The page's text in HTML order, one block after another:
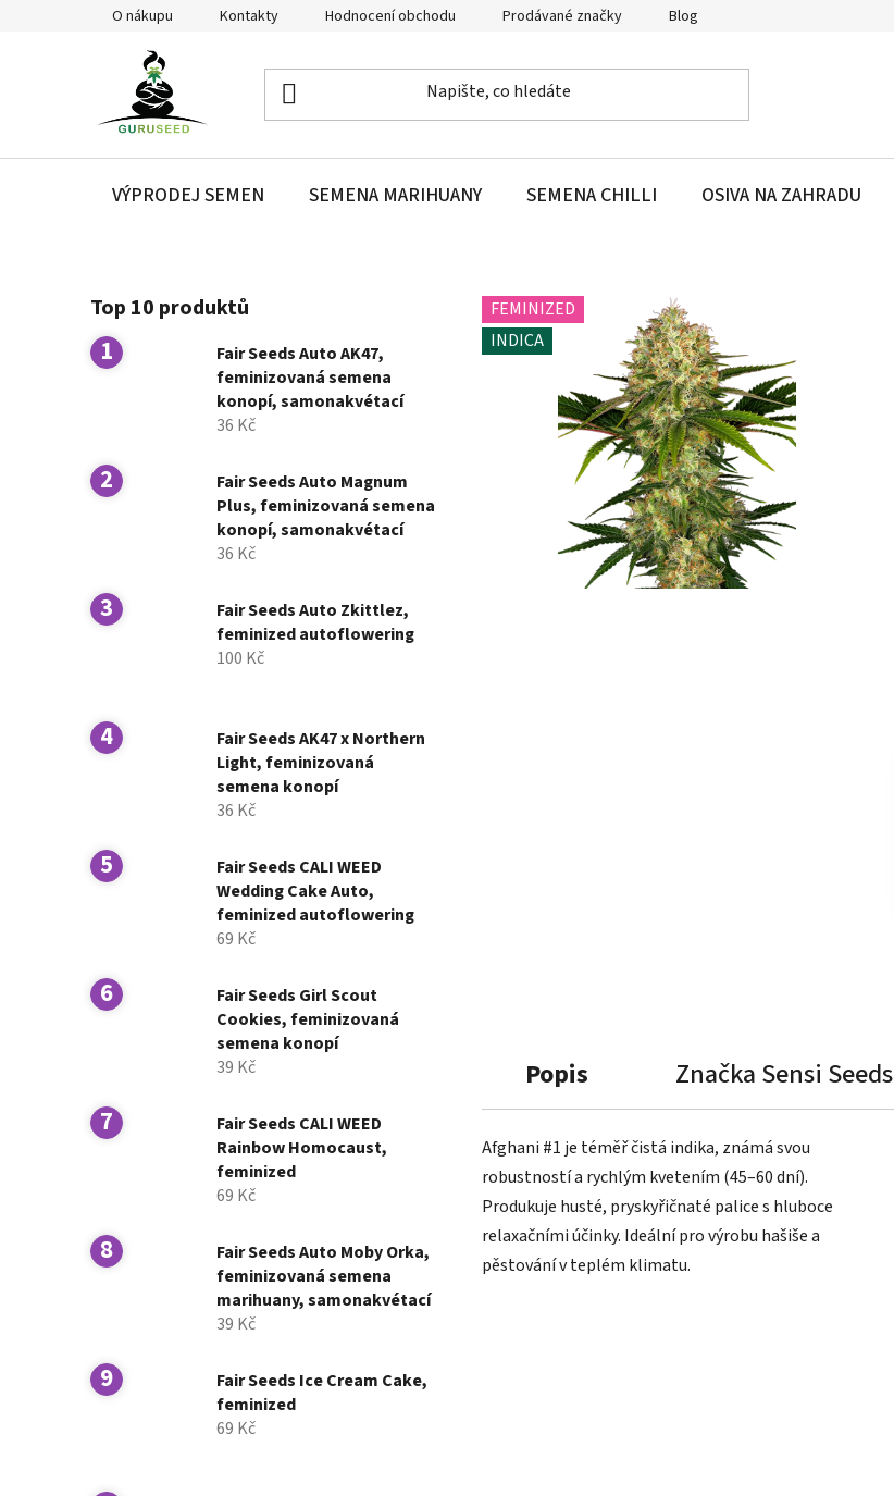
O nákupu Kontakty Hodnocení obchodu Prodávané značky Blog
VÝPRODEJ SEMEN SEMENA MARIHUANY SEMENA CHILLI OSIVA NA ZAHRADU
o
s
t
n
n
n
e
Top 10 produktů
Fair Seeds Auto AK47,
feminizovaná semena
konopí, samonakvétací
36 Kč
Fair Seeds Auto Magnum
Plus, feminizovaná semena
konopí, samonakvétací
36 Kč
Fair Seeds Auto Zkittlez,
feminized autoflowering
100 Kč
Fair Seeds AK47 x Northern
Light, feminizovaná
semena konopí
36 Kč
Fair Seeds CALI WEED
Wedding Cake Auto,
feminized autoflowering
69 Kč
Fair Seeds Girl Scout
Cookies, feminizovaná
semena konopí
39 Kč
Fair Seeds CALI WEED
Rainbow Homocaust,
feminized
69 Kč
Fair Seeds Auto Moby Orka,
feminizovaná semena
marihuany, samonakvétací
39 Kč
Fair Seeds Ice Cream Cake,
feminized
69 Kč
FEMINIZED
INDICA
Popis Značka Sensi Seeds
Afghani #1 je téměř čistá indika, známá svou
robustností a rychlým kvetením (45–60 dní).
Produkuje husté, pryskyřičnaté palice s hluboce
relaxačními účinky. Ideální pro výrobu hašiše a
pěstování v teplém klimatu.